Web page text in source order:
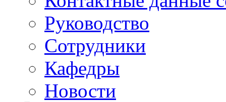
Руководство
Сотрудники
Кафедры
Новости